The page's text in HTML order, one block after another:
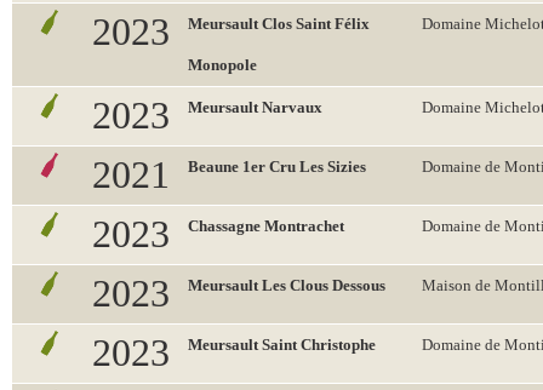
2023 Meursault Clos Saint Félix
Monopole
Domaine
2023 Meursault Narvaux Domaine
2021 Beaune 1er Cru Les Sizies Domaine de
2023 Chassagne Montrachet Domaine de
2023 Meursault Les Clous Dessous Maison de
2023 Meursault Saint Christophe Domaine de